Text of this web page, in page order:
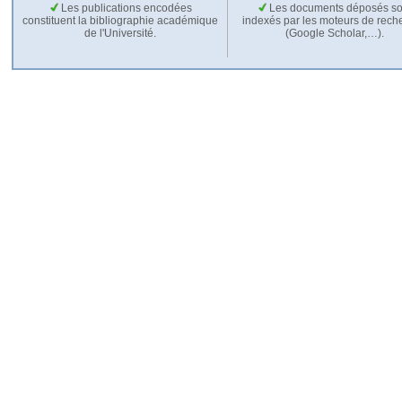
Les publications encodées
constituent la bibliographie académique
de l'Université.
Les documents déposés
indexés par les moteurs de
(Google Scholar,…).